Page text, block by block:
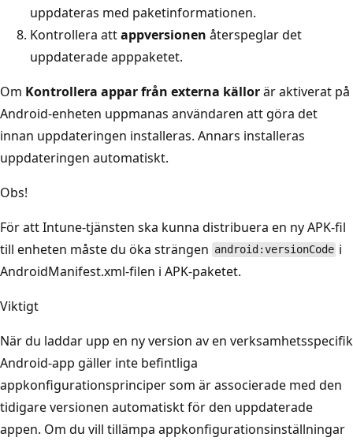
uppdateras med paketinformationen.
Kontrollera attappversionen återspeglar det
uppdaterade apppaketet.
Om Kontrollera appar från externa källorär aktiverat på
Android-enheten uppmanas användaren att göra det
innan uppdateringen installeras. Annars installeras
uppdateringen automatiskt.
Obs!
För att Intune-tjänsten ska kunna distribuera en ny APK-fil
till enheten måste du öka strängen android:versionCode i
AndroidManifest.xml-filen i APK-paketet.
Viktigt
När du laddar upp en ny version av en verksamhetsspecifik
Android-app gäller inte befintliga
appkonfigurationsprinciper som är associerade med den
tidigare versionen automatiskt för den uppdaterade
appen. Om du vill tillämpa appkonfigurationsinställningar